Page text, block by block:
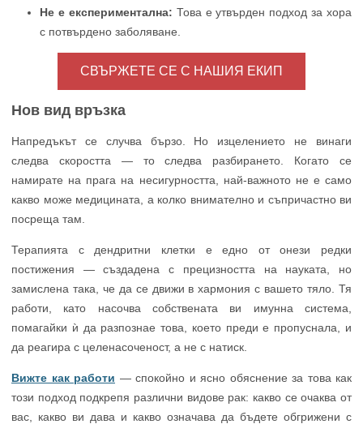
Не е експериментална: Това е утвърден подход за хора
с потвърдено заболяване.
СВЪРЖЕТЕ СЕ С НАШИЯ ЕКИП
Нов вид връзка
Напредъкът се случва бързо. Но изцелението не винаги
следва скоростта — то следва разбирането. Когато се
намирате на прага на несигурността, най-важното не е само
какво може медицината, а колко внимателно и съпричастно ви
посреща там.
Терапията с дендритни клетки е едно от онези редки
постижения — създадена с прецизността на науката, но
замислена така, че да се движи в хармония с вашето тяло. Тя
работи, като насочва собствената ви имунна система,
помагайки ѝ да разпознае това, което преди е пропуснала, и
да реагира с целенасоченост, а не с натиск.
Вижте как работи — спокойно и ясно обяснение за това как
този подход подкрепя различни видове рак: какво се очаква от
вас, какво ви дава и какво означава да бъдете обгрижени с